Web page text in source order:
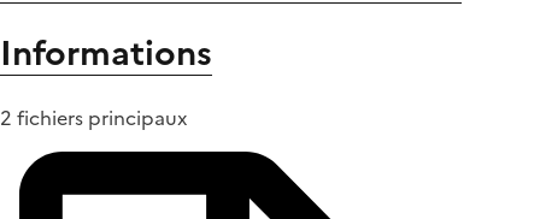
Informations
2 fichiers principaux